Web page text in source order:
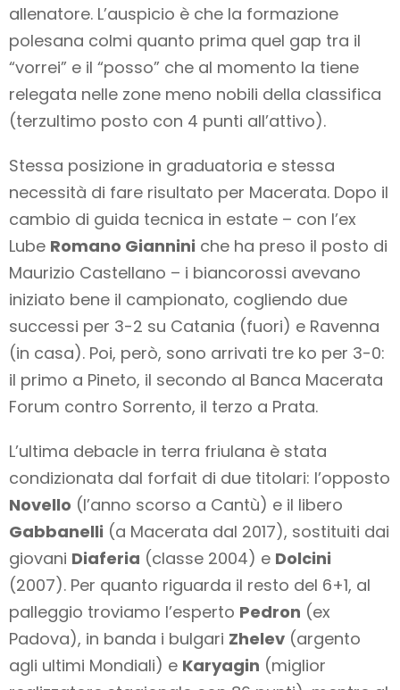
allenatore. L’auspicio è che la formazione
polesana colmi quanto prima quel gap tra il
“vorrei” e il “posso” che al momento la tiene
relegata nelle zone meno nobili della classifica
(terzultimo posto con 4 punti all’attivo).
Stessa posizione in graduatoria e stessa
necessità di fare risultato per Macerata. Dopo il
cambio di guida tecnica in estate – con l’ex
Lube Romano Giannini che ha preso il posto di
Maurizio Castellano – i biancorossi avevano
iniziato bene il campionato, cogliendo due
successi per 3-2 su Catania (fuori) e Ravenna
(in casa). Poi, però, sono arrivati tre ko per 3-0:
il primo a Pineto, il secondo al Banca Macerata
Forum contro Sorrento, il terzo a Prata.
L’ultima debacle in terra friulana è stata
condizionata dal forfait di due titolari: l’opposto
Novello (l’anno scorso a Cantù) e il libero
Gabbanelli (a Macerata dal 2017), sostituiti dai
giovani Diaferia (classe 2004) e Dolcini
(2007). Per quanto riguarda il resto del 6+1, al
palleggio troviamo l’esperto Pedron (ex
Padova), in banda i bulgari Zhelev (argento
agli ultimi Mondiali) e Karyagin (miglior